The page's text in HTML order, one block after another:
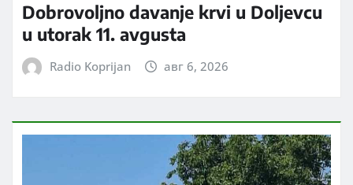
Dobrovoljno davanje krvi u Doljevcu
u utorak 11. avgusta
Radio Koprijan авг 6, 2026